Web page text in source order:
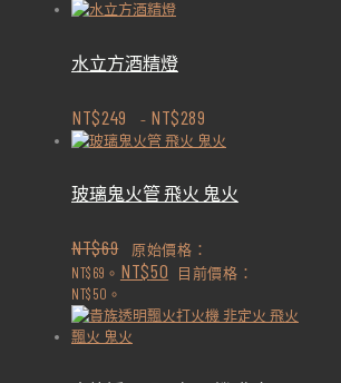
水立方酒精燈
NT$249 – NT$289
玻璃鬼火管 飛火 鬼火
NT$69
原始價格：
NT$69。 NT$50
目前價格：
NT$50。